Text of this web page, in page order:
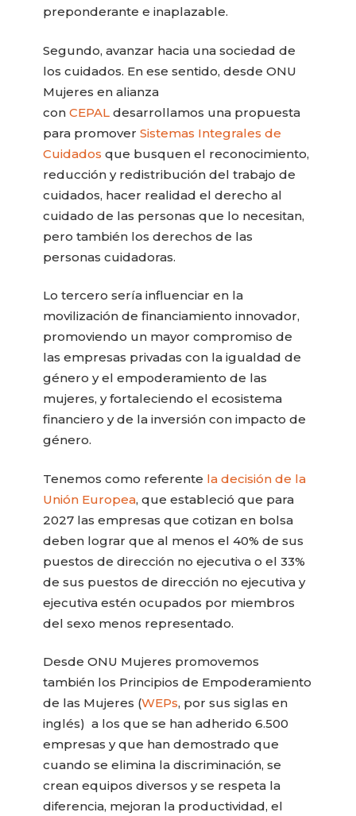
preponderante e inaplazable.
Segundo, avanzar hacia una sociedad de
los cuidados. En ese sentido, desde ONU
Mujeres en alianza
conCEPAL desarrollamos una propuesta
para promoverSistemas Integrales de
Cuidados que busquen el reconocimiento,
reducción y redistribución del trabajo de
cuidados, hacer realidad el derecho al
cuidado de las personas que lo necesitan,
pero también los derechos de las
personas cuidadoras.
Lo tercero sería influenciar en la
movilización de financiamiento innovador,
promoviendo un mayor compromiso de
las empresas privadas con la igualdad de
género y el empoderamiento de las
mujeres, y fortaleciendo el ecosistema
financiero y de la inversión con impacto de
género.
Tenemos como referente la decisión de la
Unión Europea, que estableció que para
2027 las empresas que cotizan en bolsa
deben lograr que al menos el 40% de sus
puestos de dirección no ejecutiva o el 33%
de sus puestos de dirección no ejecutiva y
ejecutiva estén ocupados por miembros
del sexo menos representado.
Desde ONU Mujeres promovemos
también los Principios de Empoderamiento
de las Mujeres (WEPs, por sus siglas en
inglés) a los que se han adherido 6.500
empresas y que han demostrado que
cuando se elimina la discriminación, se
crean equipos diversos y se respeta la
diferencia, mejoran la productividad, el